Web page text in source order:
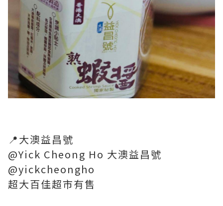
📍大澳益昌號
@Yick Cheong Ho 大澳益昌號
@yickcheongho
超大百佳超市有售